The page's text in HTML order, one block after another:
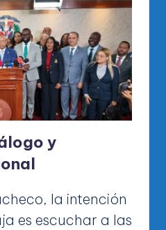
y
la intención
es escuchar a las